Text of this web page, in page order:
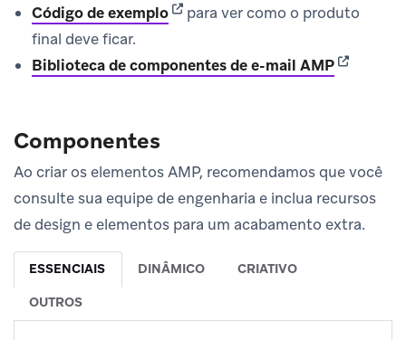
Código de exemplo(opens in new tab)
para ver como o produto
final deve ficar.
Biblioteca de componentes de e-mail AMP(opens in
Componentes
Ao criar os elementos AMP, recomendamos que você
consulte sua equipe de engenharia e inclua recursos
de design e elementos para um acabamento extra.
ESSENCIAIS DINÂMICO CRIATIVO
OUTROS